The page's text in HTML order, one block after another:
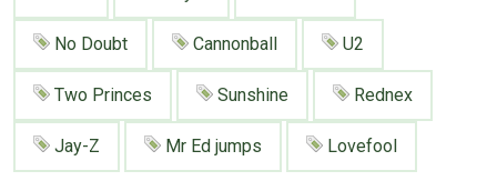
No Doubt Cannonball U2
Two Princes Sunshine Rednex
Jay-Z Mr Ed jumps Lovefool